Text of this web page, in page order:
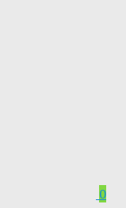
0